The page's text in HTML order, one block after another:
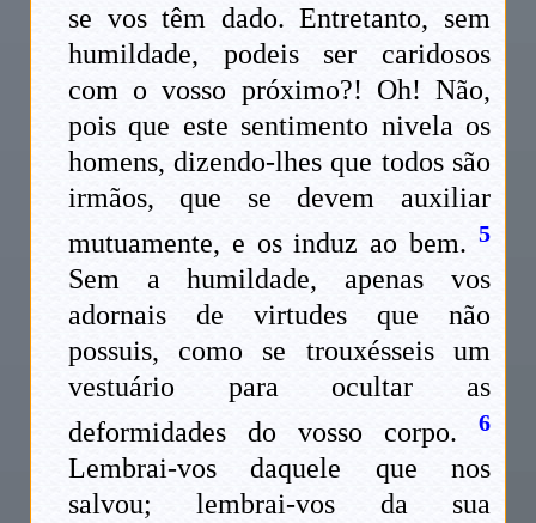
se vos têm dado. Entretanto, sem
humildade, podeis ser caridosos
com o vosso próximo?! Oh! Não,
pois que este sentimento nivela os
homens, dizendo-lhes que todos são
irmãos, que se devem auxiliar
mutuamente, e os induz ao bem. 5
Sem a humildade, apenas vos
adornais de virtudes que não
possuis, como se trouxésseis um
vestuário para ocultar as
deformidades do vosso corpo. 6
Lembrai-vos daquele que nos
salvou; lembrai-vos da sua